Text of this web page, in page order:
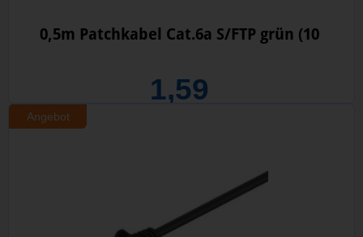
0,5m Patchkabel Cat.6a S/FTP grün (10
1,59
Angebot